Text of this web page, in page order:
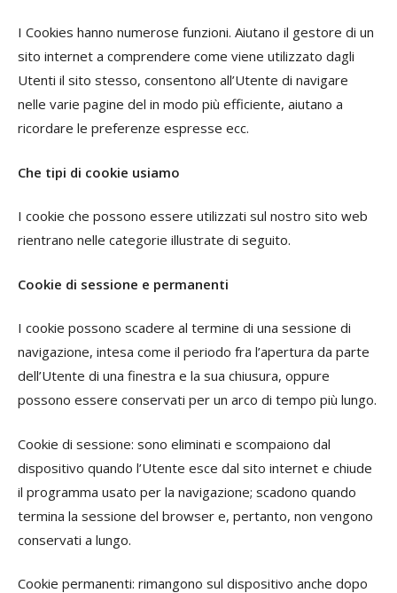
I Cookies hanno numerose funzioni. Aiutano il gestore di un
sito internet a comprendere come viene utilizzato dagli
Utenti il sito stesso, consentono all’Utente di navigare
nelle varie pagine del in modo più efficiente, aiutano a
ricordare le preferenze espresse ecc.
Che tipi di cookie usiamo
I cookie che possono essere utilizzati sul nostro sito web
rientrano nelle categorie illustrate di seguito.
Cookie di sessione e permanenti
I cookie possono scadere al termine di una sessione di
navigazione, intesa come il periodo fra l’apertura da parte
dell’Utente di una finestra e la sua chiusura, oppure
possono essere conservati per un arco di tempo più lungo.
Cookie di sessione: sono eliminati e scompaiono dal
dispositivo quando l’Utente esce dal sito internet e chiude
il programma usato per la navigazione; scadono quando
termina la sessione del browser e, pertanto, non vengono
conservati a lungo.
Cookie permanenti: rimangono sul dispositivo anche dopo